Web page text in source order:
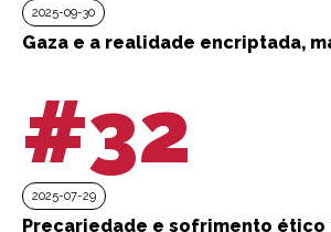
2025-09-30
Gaza e a realidade encriptada,
#32
2025-07-29
Precariedade e sofrimento ético